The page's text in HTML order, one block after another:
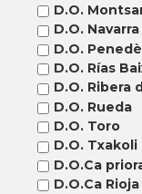
D.O.
D.O. Navarra
D.O.
D.O. Rías
D.O. Ribera
D.O. Rueda
D.O. Toro
D.O. Txakoli
D.O.Ca
D.O.Ca Rioja